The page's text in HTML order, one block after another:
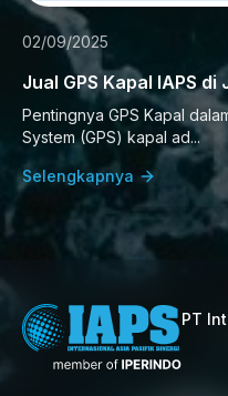
02/09/2025
Jual GPS Kapal IAPS
Pentingnya GPS Kapal
System (GPS) kapal ad...
Selengkapnya
PT